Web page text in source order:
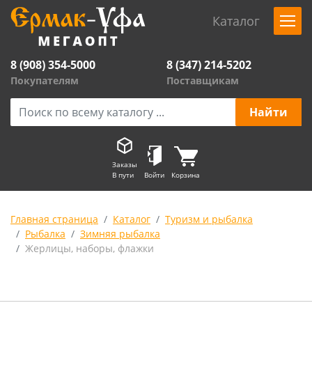
Каталог
8 (908) 354-5000
Покупателям
8 (347) 214-5202
Поставщикам
Заказы
В пути
Войти Корзина
Главная страница Каталог
Туризм и рыбалка
Рыбалка
Зимняя рыбалка
Жерлицы, наборы, флажки